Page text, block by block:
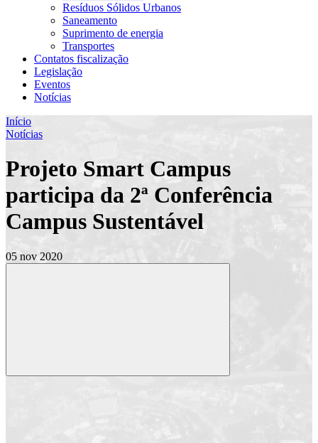
Resíduos Sólidos Urbanos
Saneamento
Suprimento de energia
Transportes
Contatos fiscalização
Legislação
Eventos
Notícias
Início
Notícias
Projeto Smart Campus
participa da 2ª Conferência
Campus Sustentável
05 nov 2020
Compartilhar